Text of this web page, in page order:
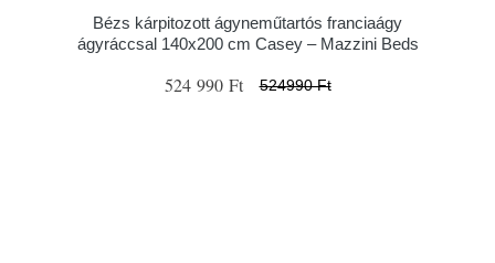
Bézs kárpitozott ágyneműtartós franciaágy
ágyráccsal 140x200 cm Casey – Mazzini Beds
524 990 Ft 524990 Ft